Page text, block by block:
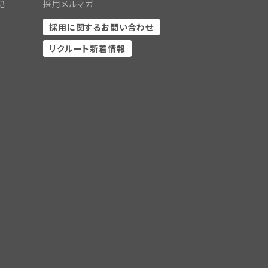
採用メルマガ
採用に関するお問い合わせ
リクルート新着情報